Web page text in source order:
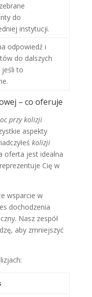
do
instytucji.
odpowiedź i
do dalszych
to
– co oferuje
przy kolizji
aspekty
kolizji
oferta jest idealna
Cię w
wsparcie w
dochodzenia
Nasz zespół
aby zmniejszyć